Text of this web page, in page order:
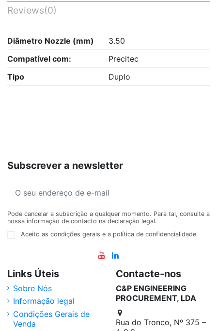
Reviews(0)
Diâmetro Nozzle (mm)
3.50
Compatível com:
Precitec
Tipo
Duplo
Subscrever a newsletter
Pode cancelar a subscrição a qualquer momento. Para tal, consulte a
nossa informação de contacto na declaração legal.
Aceito as condições gerais e a política de confidencialidade.
Links Úteis
Sobre Nós
Informação legal
Condições Gerais de
Venda
Contacte-nos
C&P ENGINEERING
PROCUREMENT, LDA
Rua do Tronco, Nº 375 –